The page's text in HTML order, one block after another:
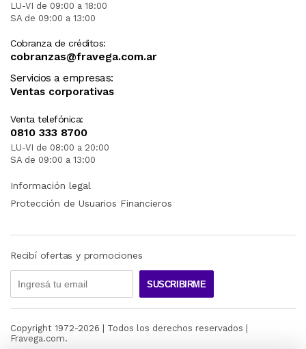
LU-VI de 09:00 a 18:00
SA de 09:00 a 13:00
Cobranza de créditos:
cobranzas@fravega.com.ar
Servicios a empresas:
Ventas corporativas
Venta telefónica:
0810 333 8700
LU-VI de 08:00 a 20:00
SA de 09:00 a 13:00
Información legal
Protección de Usuarios Financieros
Recibí ofertas y promociones
SUSCRIBIRME
Copyright 1972-2026 | Todos los derechos reservados |
Fravega.com.